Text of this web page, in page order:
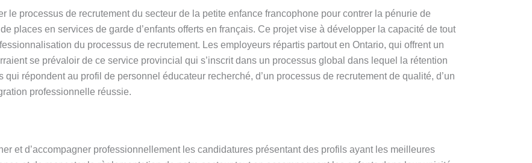
le processus de recrutement du secteur de la petite enfance francophone pour contrer la pénurie de
places en services de garde d’enfants offerts en français. Ce projet vise à développer la capacité de tout
du processus de recrutement. Les employeurs répartis partout en Ontario, qui offrent un
se prévaloir de ce service provincial qui s’inscrit dans un processus global dans lequel la rétention
répondent au profil de personnel éducateur recherché, d’un processus de recrutement de qualité, d’un
professionnelle réussie.
et d’accompagner professionnellement les candidatures présentant des profils ayant les meilleures